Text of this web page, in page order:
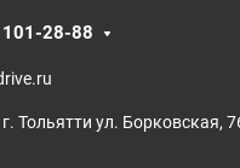
28-88
Тольятти ул. Борковская,